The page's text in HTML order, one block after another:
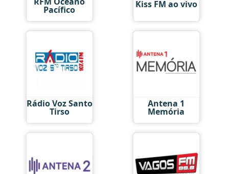
Pacífico Kiss FM ao vivo
Rádio Voz Santo
Tirso
Antena 1
Memória